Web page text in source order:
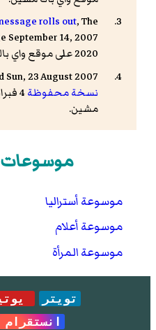
rolls out, The
September 14, 2007.
2020 على موقع واي باك مشين.
Sun, 23 August 2007.
نسخة محفوظة
مشين.
موسوعة أستراليا
موسوعة أعلام
موسوعة المرأة
تويتر
انستقرام